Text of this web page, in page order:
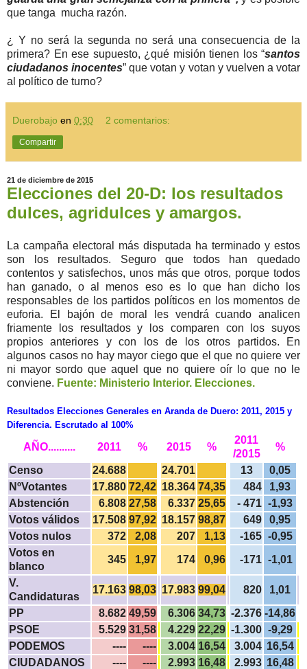
que tanga mucha razón.
¿ Y no será la segunda no será una consecuencia de la
primera? En ese supuesto, ¿qué misión tienen los “santos
ciudadanos inocentes” que votan y votan y vuelven a votar
al político de turno?
Duerobajo en 0:30 2 comentarios:
Compartir
21 de diciembre de 2015
Elecciones del 20-D: los resultados
dulces, agridulces y amargos.
La campaña electoral más disputada ha terminado y estos
son los resultados. Seguro que todos han quedado
contentos y satisfechos, unos más que otros, porque todos
han ganado, o al menos eso es lo que han dicho los
responsables de los partidos políticos en los momentos de
euforia. El bajón de moral les vendrá cuando analicen
friamente los resultados y los comparen con los suyos
propios anteriores y con los de los otros partidos. En
algunos casos no hay mayor ciego que el que no quiere ver
ni mayor sordo que aquel que no quiere oír lo que no le
conviene. Fuente: Ministerio Interior. Elecciones.
Resultados Elecciones Generales en Aranda de Duero: 2011, 2015 y
Diferencia. Escrutado al 100%
AÑO.......... 2011 % 2015 %
2011
/2015
%
Censo
24.688 24.701 13
0,05
NºVotantes
17.880 72,42 18.364 74,35 484
1,93
Abstención
6.808 27,58 6.337 25,65 - 471 -1,93
Votos válidos
17.508 97,92 18.157 98,87 649
0,95
Votos nulos
372 2,08 207 1,13 -165 -0,95
Votos en
blanco
345 1,97 174 0,96 -171 -1,01
V.
Candidaturas
17.163 98,03 17.983 99,04 820
1,01
PP
8.682 49,59 6.306 34,73 -2.376 -14,86
PSOE
5.529 31,58 4.229 22,29 -1.300 -9,29
PODEMOS
---- ---- 3.004 16,54 3.004 16,54
CIUDADANOS
---- ---- 2.993 16,48 2.993 16,48